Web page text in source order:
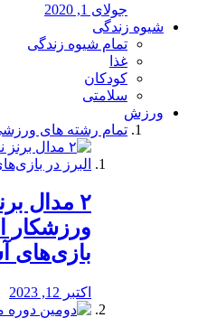
جولای 1, 2020
شیوه زندگی
تمام شیوه زندگی
غذا
کودکان
سلامتی
ورزش
تمام رشته های
ورزشکار
بازی‌های
اکتبر 12, 2023